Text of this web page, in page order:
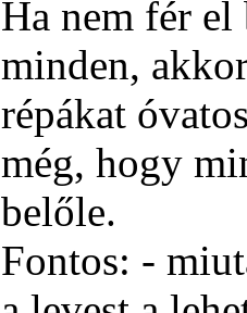
Ha nem fér el
minden,
répákat
még, hogy
belőle.
Fontos: -